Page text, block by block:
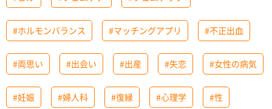
#ホルモンバランス #マッチングアプリ #不正出血
#両思い #出会い #出産 #失恋 #女性の病気
#妊娠 #婦人科 #復縁 #心理学 #性